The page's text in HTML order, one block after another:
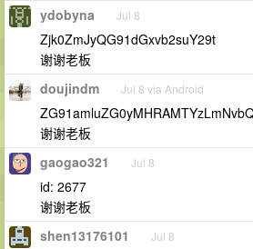
ydobyna Jul 8
Zjk0ZmJyQG91dGxvb2suY29t
谢谢老板
doujindm Jul 8 via Android
谢谢老板
gaogao321 Jul 8
id: 2677
谢谢老板
shen13176101 Jul 8